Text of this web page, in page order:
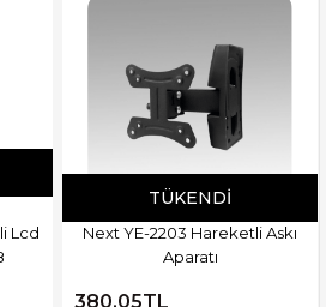
Lcd
TÜKENDI
Next YE-2203 Hareketli Askı
Aparatı
380,05TL